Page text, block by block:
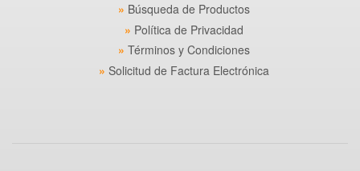
Búsqueda de Productos
Política de Privacidad
Términos y Condiciones
Solicitud de Factura Electrónica